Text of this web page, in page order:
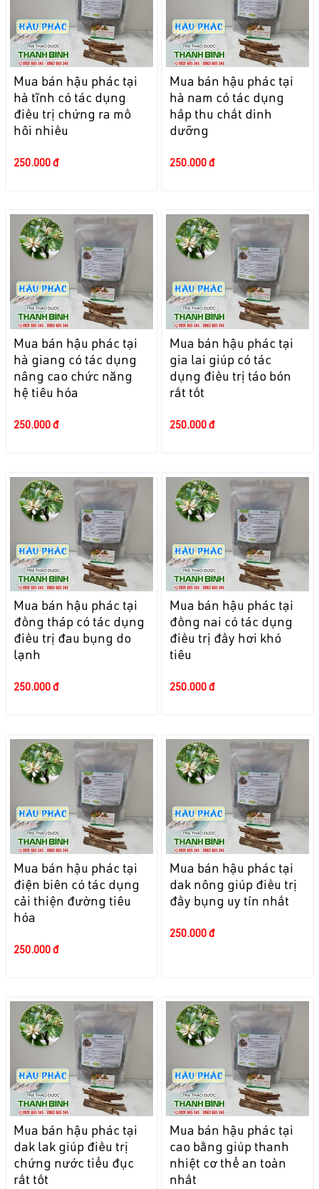
Mua bán hậu phác tại
hà tĩnh có tác dụng
điều trị chứng ra mồ
hôi nhiều
250.000 đ
Mua bán hậu phác tại
hà nam có tác dụng
hấp thu chất dinh
dưỡng
250.000 đ
Mua bán hậu phác tại
hà giang có tác dụng
nâng cao chức năng
hệ tiêu hóa
250.000 đ
Mua bán hậu phác tại
gia lai giúp có tác
dụng điều trị táo bón
rất tốt
250.000 đ
Mua bán hậu phác tại
đồng tháp có tác dụng
điều trị đau bụng do
lạnh
250.000 đ
Mua bán hậu phác tại
đồng nai có tác dụng
điều trị đầy hơi khó
tiêu
250.000 đ
Mua bán hậu phác tại
điện biên có tác dụng
cải thiện đường tiêu
hóa
250.000 đ
Mua bán hậu phác tại
dak nông giúp điều trị
đầy bụng uy tín nhất
250.000 đ
Mua bán hậu phác tại
dak lak giúp điều trị
chứng nước tiểu đục
rất tốt
Mua bán hậu phác tại
cao bằng giúp thanh
nhiệt cơ thể an toàn
nhất